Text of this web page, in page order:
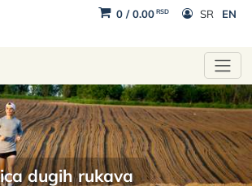
0/0.00 RSD SR EN
dugih rukava